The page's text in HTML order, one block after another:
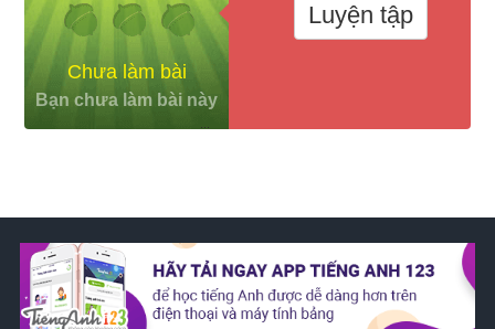
Chưa làm bài
Bạn chưa làm bài này
Luyện tập